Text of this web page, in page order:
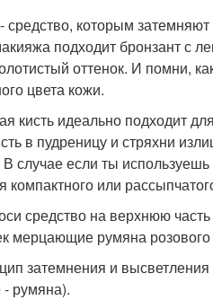
средство, которым
подходит бронзант с
оттенок. И помни,
цвета кожи.
кисть идеально подходит
в пудреницу и стряхни
случае если ты
компактного или
средство на верхнюю
мерцающие румяна
затемнения и
румяна).